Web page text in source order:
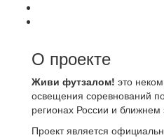
О проекте
Живи футзалом! это
освещения соревнований
регионах России и ближнем
Проект является